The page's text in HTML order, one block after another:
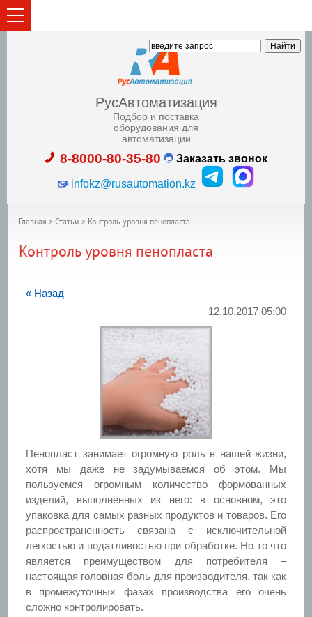
РусАвтоматизация
Подбор и поставка
оборудования для
автоматизации
8-8000-80-35-80 Заказать звонок
infokz@rusautomation.kz
Главная > Статьи > Контроль уровня пенопласта
Контроль уровня пенопласта
« Назад
12.10.2017 05:00
Пенопласт занимает огромную роль в нашей жизни,
хотя мы даже не задумываемся об этом. Мы
пользуемся огромным количество формованных
изделий, выполненных из него: в основном, это
упаковка для самых разных продуктов и товаров. Его
распространенность связана с исключительной
легкостью и податливостью при обработке. Но то что
является преимуществом для потребителя –
настоящая головная боль для производителя, так как
в промежуточных фазах производства его очень
сложно контролировать.